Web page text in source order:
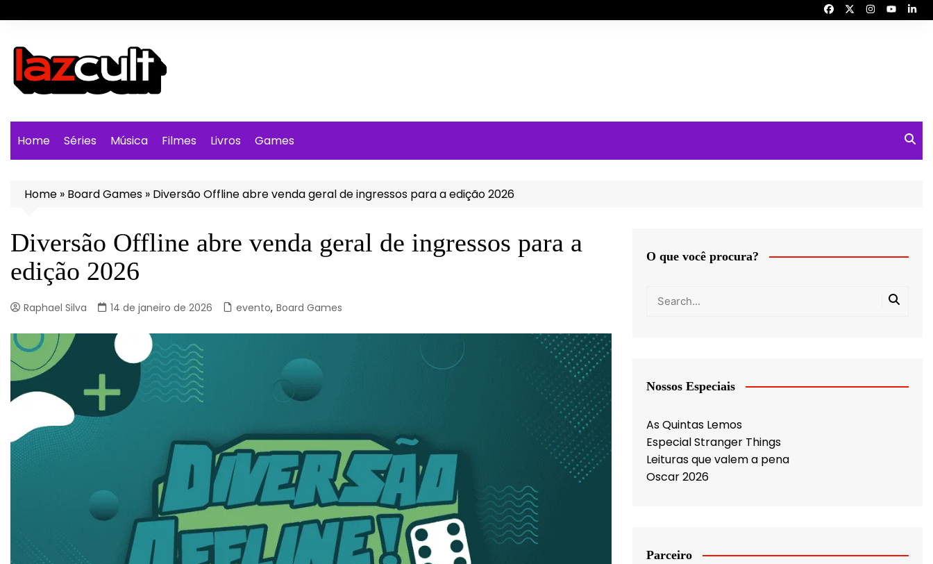
para
conteúdo
Home Séries Música Filmes Livros Games
Home » Board Games » Diversão Offline abre venda geral de ingressos para a edição 2026
Diversão Offline abre venda geral de ingressos para a
edição 2026
Raphael Silva 14 de janeiro de 2026 evento, Board Games
O que você procura?
Nossos Especiais
As Quintas Lemos
Especial Stranger Things
Leituras que valem a pena
Oscar 2026
Parceiro